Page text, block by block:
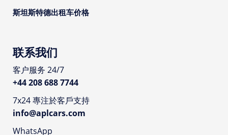
斯坦斯特德出租车价格
联系我们
客户服务 24/7
+44 208 688 7744
7x24 專注於客戶支持
info@aplcars.com
WhatsApp